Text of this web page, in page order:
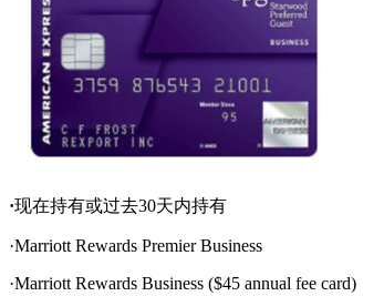
·现在持有或过去30天内持有
·Marriott Rewards Premier Business
·Marriott Rewards Business ($45 annual fee card)